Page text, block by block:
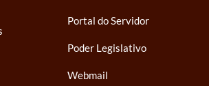
Portal do Servidor
Poder Legislativo
Webmail